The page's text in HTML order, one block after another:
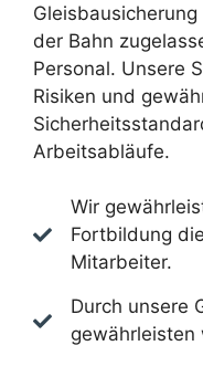
der Bahn
Personal. Unsere
Risiken und
Arbeitsabläufe.
Wir
Fortbildung
Mitarbeiter.
Durch unsere
gewährleisten